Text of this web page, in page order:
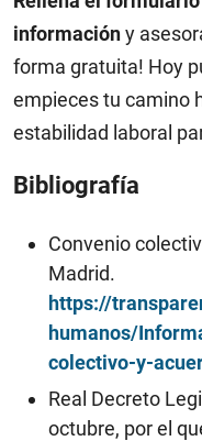
informacióny
forma gratuita! Hoy
empieces tu camino
estabilidad laboral
Bibliografía
Convenio
Madrid.
https://
humanos/
colectivo-y-
Real Decreto
octubre, por el